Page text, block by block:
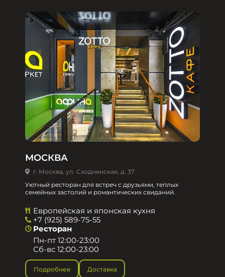
МОСКВА
г. Москва, ул. Сходненская, д. 37
Уютный ресторан для встреч с друзьями, теплых
семейных застолий и романтических свиданий.
Европейская и японская кухня
+7 (925) 589-75-55
Ресторан
Пн-пт 12:00-23:00
Сб-вс 12:00-23:00
Подробнее Доставка